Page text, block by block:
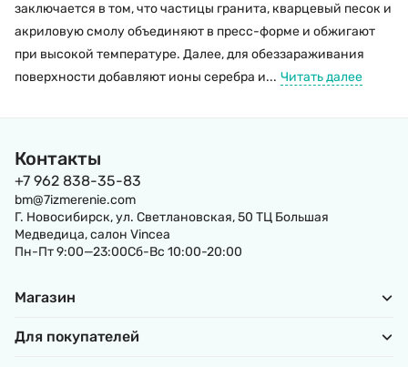
заключается в том, что частицы гранита, кварцевый песок и
акриловую смолу объединяют в пресс-форме и обжигают
при высокой температуре. Далее, для обеззараживания
поверхности добавляют ионы серебра и... Читать далее
Контакты
+7 962 838-35-83
bm@7izmerenie.com
Г. Новосибирск, ул. Светлановская, 50 ТЦ Большая
Медведица, салон Vincea
Пн-Пт 9:00—23:00Сб-Вс 10:00-20:00
Магазин
Для покупателей